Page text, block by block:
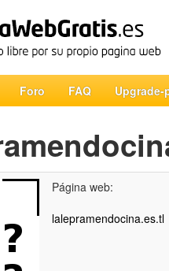
Foro FAQ Upgrade-
Página web:
lalepramendocina.es.tl